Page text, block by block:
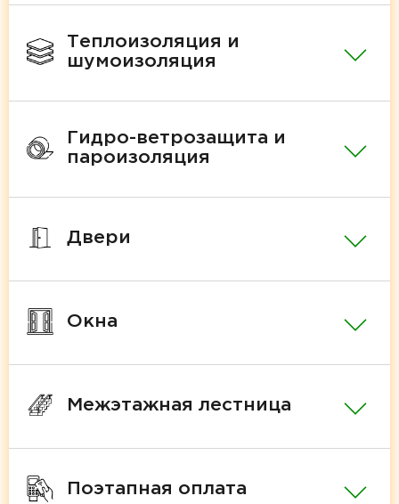
Теплоизоляция и
шумоизоляция
Гидро-ветрозащита и
пароизоляция
Двери
Окна
Межэтажная лестница
Поэтапная оплата